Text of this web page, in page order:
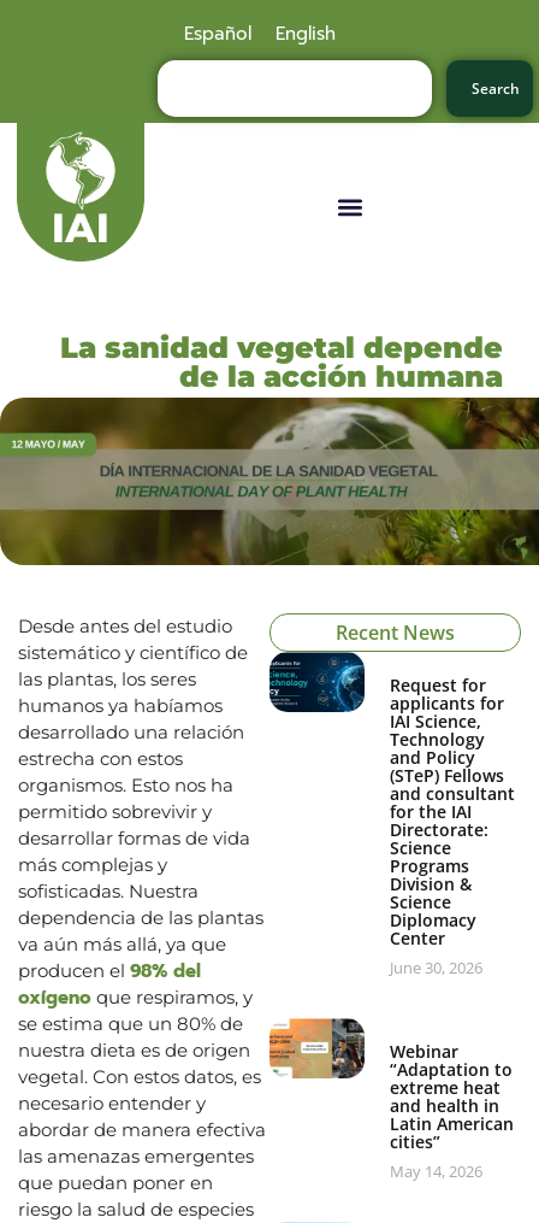
Español English
Search
La sanidad vegetal depende
de la acción humana
Desde antes del estudio
sistemático y científico de
las plantas, los seres
humanos ya habíamos
desarrollado una relación
estrecha con estos
organismos. Esto nos ha
permitido sobrevivir y
desarrollar formas de vida
más complejas y
sofisticadas. Nuestra
dependencia de las plantas
va aún más allá, ya que
producen el 98% del
oxígeno que respiramos, y
se estima que un 80% de
nuestra dieta es de origen
vegetal. Con estos datos, es
necesario entender y
abordar de manera efectiva
las amenazas emergentes
que puedan poner en
riesgo la salud de especies
Recent News
Request for
applicants for
IAI Science,
Technology
and Policy
(STeP) Fellows
and consultant
for the IAI
Directorate:
Science
Programs
Division &
Science
Diplomacy
Center
June 30, 2026
Webinar
“Adaptation to
extreme heat
and health in
Latin American
cities”
May 14, 2026